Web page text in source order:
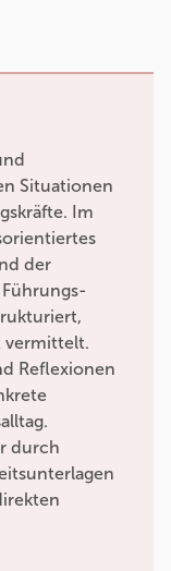
Situationen
Im
der
vermittelt.
Reflexionen
durch